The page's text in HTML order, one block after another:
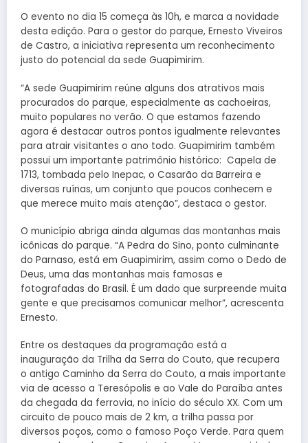
O evento no dia 15 começa às 10h, e marca a novidade
desta edição. Para o gestor do parque, Ernesto Viveiros
de Castro, a iniciativa representa um reconhecimento
justo do potencial da sede Guapimirim.
“A sede Guapimirim reúne alguns dos atrativos mais
procurados do parque, especialmente as cachoeiras,
muito populares no verão. O que estamos fazendo
agora é destacar outros pontos igualmente relevantes
para atrair visitantes o ano todo. Guapimirim também
possui um importante patrimônio histórico: Capela de
1713, tombada pelo Inepac, o Casarão da Barreira e
diversas ruínas, um conjunto que poucos conhecem e
que merece muito mais atenção”, destaca o gestor.
O município abriga ainda algumas das montanhas mais
icônicas do parque. “A Pedra do Sino, ponto culminante
do Parnaso, está em Guapimirim, assim como o Dedo de
Deus, uma das montanhas mais famosas e
fotografadas do Brasil. É um dado que surpreende muita
gente e que precisamos comunicar melhor”, acrescenta
Ernesto.
Entre os destaques da programação está a
inauguração da Trilha da Serra do Couto, que recupera
o antigo Caminho da Serra do Couto, a mais importante
via de acesso a Teresópolis e ao Vale do Paraíba antes
da chegada da ferrovia, no início do século XX. Com um
circuito de pouco mais de 2 km, a trilha passa por
diversos poços, como o famoso Poço Verde. Para quem